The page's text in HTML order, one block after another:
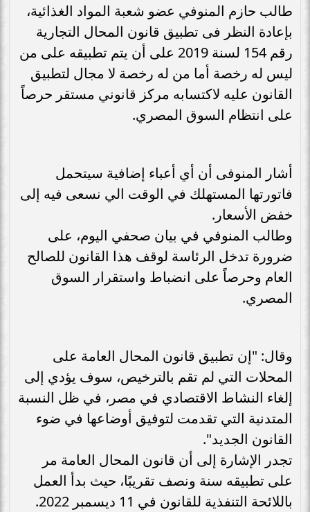
طالب حازم المنوفي عضو شعبة المواد الغذائية،
بإعادة النظر فى تطبيق قانون المحال التجارية
رقم 154 لسنة 2019 على أن يتم تطبيقه على من
ليس له رخصة أما من له رخصة لا مجال لتطبيق
القانون عليه لاكتسابه مركز قانوني مستقر حرصاً
على انتظام السوق المصري.
أشار المنوفى أن أي أعباء إضافية سيتحمل
فاتورتها المستهلك في الوقت الي نسعى فيه إلى
خفض الأسعار.
وطالب المنوفي في بيان صحفي اليوم، على
ضرورة تدخل الرئاسة لوقف هذا القانون للصالح
العام وحرصاً على انضباط واستقرار السوق
المصري.
وقال: "إن تطبيق قانون المحال العامة على
المحلات التي لم تقم بالترخيص، سوف يؤدي إلى
إلغاء النشاط الاقتصادي في مصر، في ظل النسبة
المتدنية التي تقدمت لتوفيق أوضاعها في ضوء
القانون الجديد".
تجدر الإشارة إلى أن قانون المحال العامة مر
على تطبيقه سنة ونصف تقريبًا، حيث بدأ العمل
باللائحة التنفذية للقانون في 11 ديسمبر 2022.